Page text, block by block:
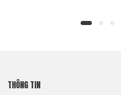
THÔNG TIN